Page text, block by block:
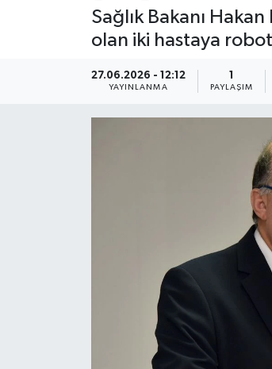
Sağlık Bakanı
olan iki hastaya
27.06.2026 - 12:12
YAYINLANMA
1
PAYLAŞIM